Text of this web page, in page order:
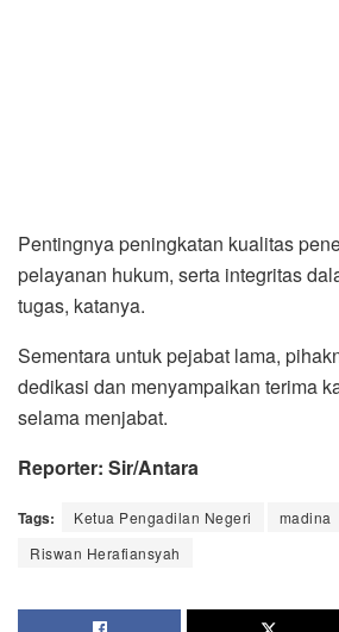
Pentingnya peningkatan kualitas
pelayanan hukum, serta integritas
tugas, katanya.
Sementara untuk pejabat lama,
dedikasi dan menyampaikan terima
selama menjabat.
Reporter: Sir/Antara
Tags: Ketua Pengadilan Negeri madina
Riswan Herafiansyah